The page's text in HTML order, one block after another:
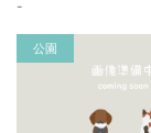
-
公園